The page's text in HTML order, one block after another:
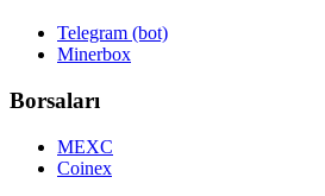
Telegram (bot)
Minerbox
Borsaları
MEXC
Coinex